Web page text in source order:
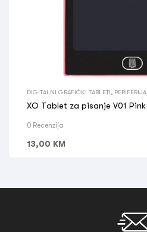
DIGITALNI GRAFIČKI TABLETI PERIFERIJA
XO Tablet za pisanje V01 Pink
0 Recenzija
13,00 KM